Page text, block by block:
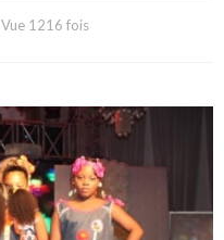
Vue 1216 fois